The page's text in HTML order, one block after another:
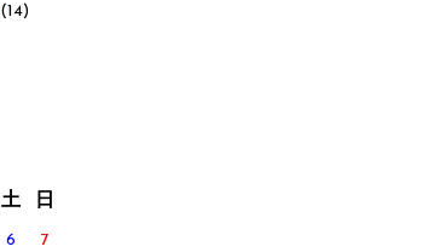
(14)
土 日
6
7